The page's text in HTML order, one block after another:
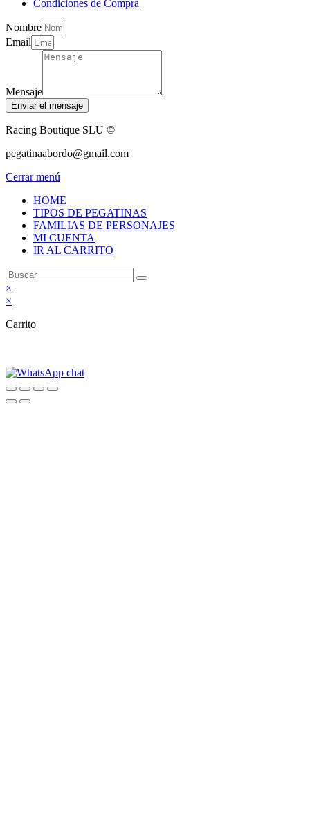
Condiciones de Compra
Nombre
Email
Mensaje
Enviar el mensaje
Racing Boutique SLU ©
pegatinaabordo@gmail.com
Cerrar menú
HOME
TIPOS DE PEGATINAS
FAMILIAS DE PERSONAJES
MI CUENTA
IR AL CARRITO
×
×
Carrito